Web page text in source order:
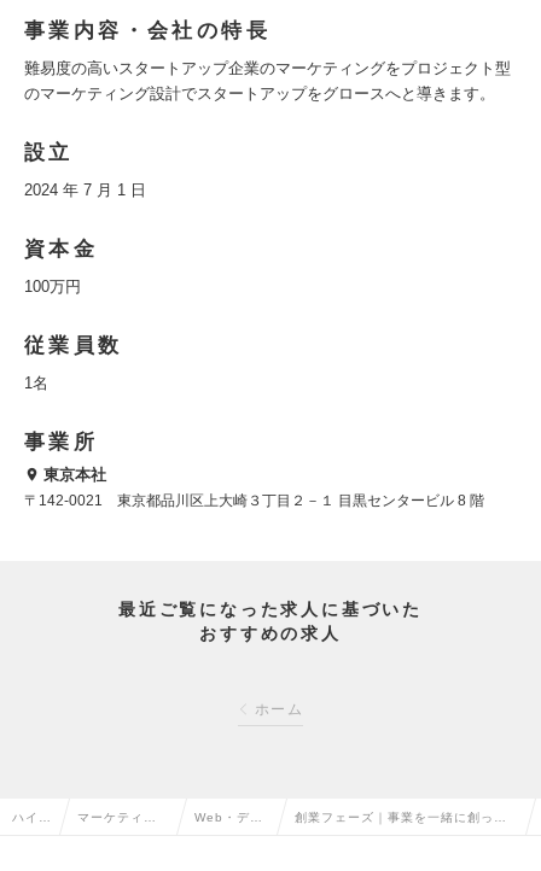
事業内容・会社の特長
難易度の高いスタートアップ企業のマーケティングをプロジェクト型
のマーケティング設計でスタートアップをグロースへと導きます。
設立
2024 年 7 月 1 日
資本金
100万円
従業員数
1名
事業所
東京本社
〒142-0021 東京都品川区上大崎３丁目２－１ 目黒センタービル 8 階
最近ご覧になった求人に基づいた
おすすめの求人
ホーム
ハイク マーケティン Web・デジ 創業フェーズ｜事業を一緒に創って